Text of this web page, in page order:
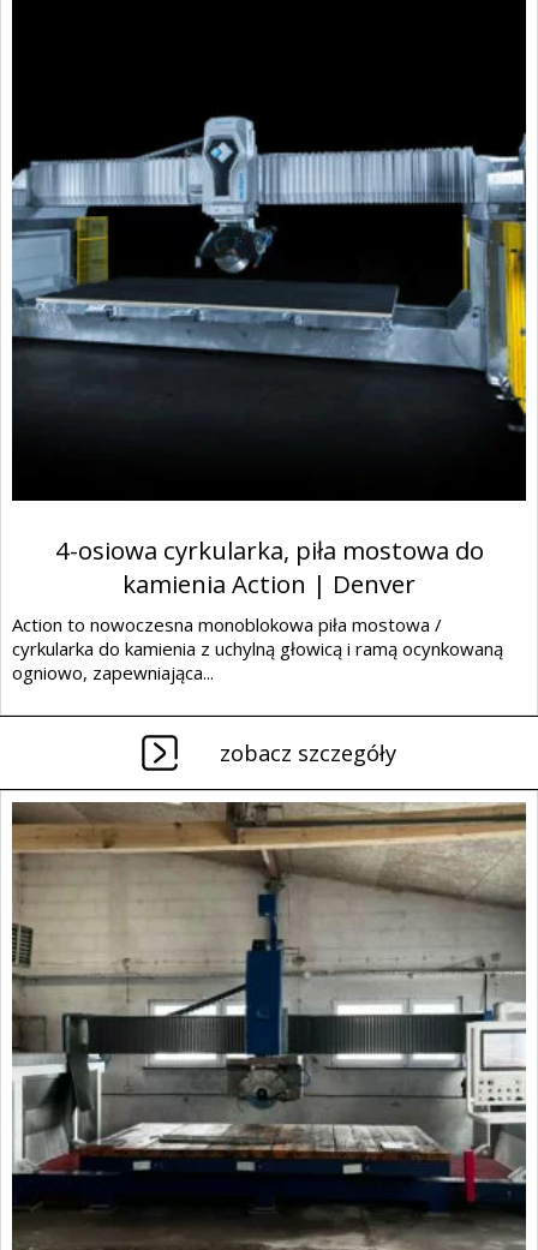
4-osiowa cyrkularka, piła mostowa do
kamienia Action | Denver
Action to nowoczesna monoblokowa piła mostowa /
cyrkularka do kamienia z uchylną głowicą i ramą ocynkowaną
ogniowo, zapewniająca...
zobacz szczegóły